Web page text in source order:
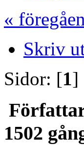
«
Skriv
Sidor: [1]
1502